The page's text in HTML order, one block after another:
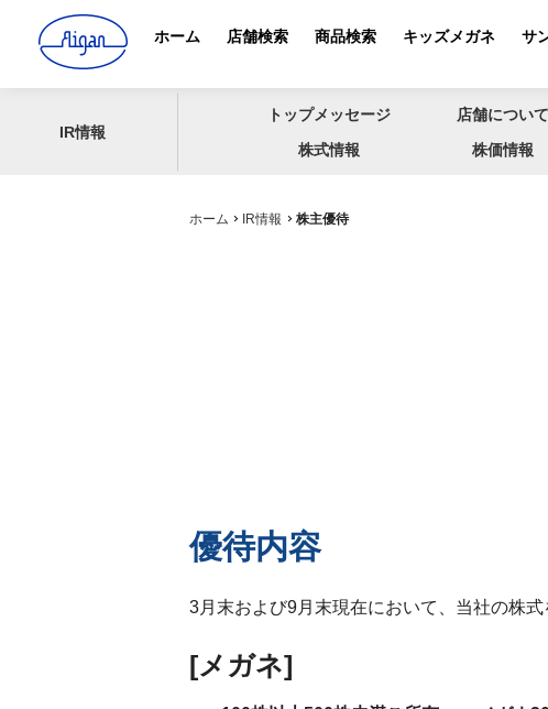
ホーム 店舗検索 商品検索 キッズメガネ サ
IR情報
トップメッセージ 店舗について
株式情報
株価情報
ホーム IR情報 株主優待
優待内容
3月末および9月末現在において、当社の株
[メガネ]